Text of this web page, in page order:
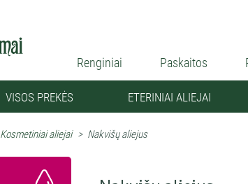
Renginiai Paskaitos
VISOS PREKĖS ETERINIAI ALIEJAI
Kosmetiniai aliejai > Nakvišų aliejus